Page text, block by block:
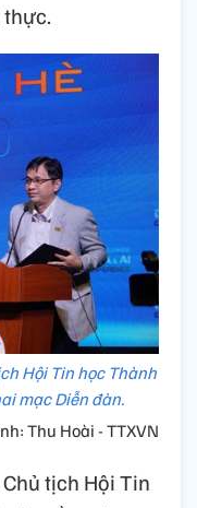
Hội Tin học Thành
mạc Diễn đàn.
Thu Hoài - TTXVN
tịch Hội Tin